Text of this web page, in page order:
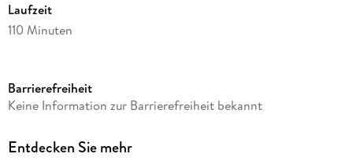
Laufzeit
110 Minuten
Reihe
Autor/Autorin
Barrierefreiheit
Keine Information zur Barrierefreiheit bekannt
Entdecken Sie mehr